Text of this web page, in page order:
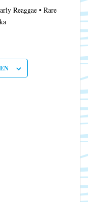
Reaggae • Rare